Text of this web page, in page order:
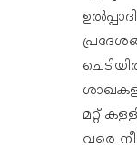
മറ്റ്
വരെ